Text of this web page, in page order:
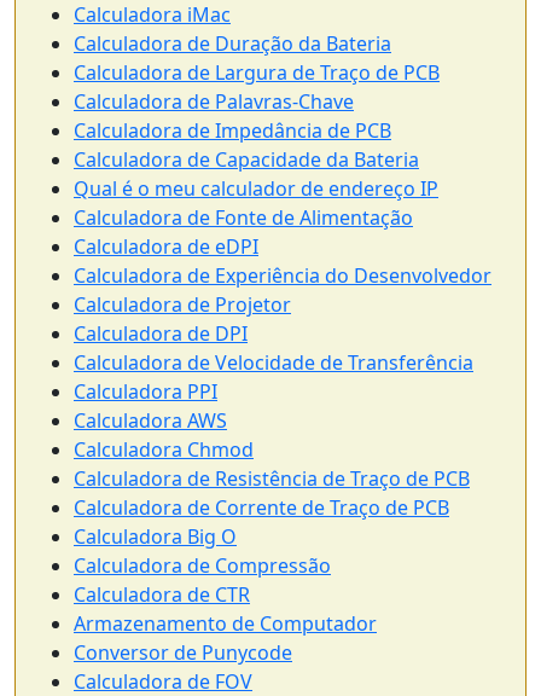
Calculadora iMac
Calculadora de Duração da Bateria
Calculadora de Largura de Traço de PCB
Calculadora de Palavras-Chave
Calculadora de Impedância de PCB
Calculadora de Capacidade da Bateria
Qual é o meu calculador de endereço IP
Calculadora de Fonte de Alimentação
Calculadora de eDPI
Calculadora de Experiência do Desenvolvedor
Calculadora de Projetor
Calculadora de DPI
Calculadora de Velocidade de Transferência
Calculadora PPI
Calculadora AWS
Calculadora Chmod
Calculadora de Resistência de Traço de PCB
Calculadora de Corrente de Traço de PCB
Calculadora Big O
Calculadora de Compressão
Calculadora de CTR
Armazenamento de Computador
Conversor de Punycode
Calculadora de FOV